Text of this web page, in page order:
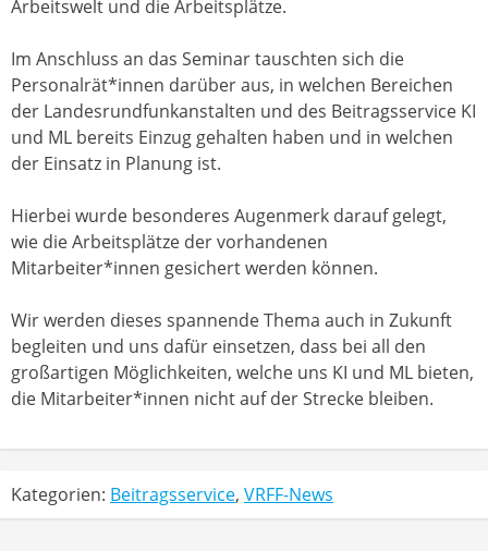
Arbeitswelt und die Arbeitsplätze.
Im Anschluss an das Seminar tauschten sich die
Personalrät*innen darüber aus, in welchen Bereichen
der Landesrundfunkanstalten und des Beitragsservice KI
und ML bereits Einzug gehalten haben und in welchen
der Einsatz in Planung ist.
Hierbei wurde besonderes Augenmerk darauf gelegt,
wie die Arbeitsplätze der vorhandenen
Mitarbeiter*innen gesichert werden können.
Wir werden dieses spannende Thema auch in Zukunft
begleiten und uns dafür einsetzen, dass bei all den
großartigen Möglichkeiten, welche uns KI und ML bieten,
die Mitarbeiter*innen nicht auf der Strecke bleiben.
Kategorien: Beitragsservice, VRFF-News